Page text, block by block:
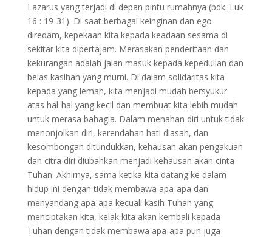
Lazarus yang terjadi di depan pintu rumahnya (bdk. Luk
16 : 19-31). Di saat berbagai keinginan dan ego
diredam, kepekaan kita kepada keadaan sesama di
sekitar kita dipertajam. Merasakan penderitaan dan
kekurangan adalah jalan masuk kepada kepedulian dan
belas kasihan yang murni. Di dalam solidaritas kita
kepada yang lemah, kita menjadi mudah bersyukur
atas hal-hal yang kecil dan membuat kita lebih mudah
untuk merasa bahagia. Dalam menahan diri untuk tidak
menonjolkan diri, kerendahan hati diasah, dan
kesombongan ditundukkan, kehausan akan pengakuan
dan citra diri diubahkan menjadi kehausan akan cinta
Tuhan. Akhirnya, sama ketika kita datang ke dalam
hidup ini dengan tidak membawa apa-apa dan
menyandang apa-apa kecuali kasih Tuhan yang
menciptakan kita, kelak kita akan kembali kepada
Tuhan dengan tidak membawa apa-apa pun juga